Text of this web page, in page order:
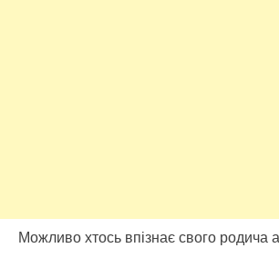
Можливо хтось впізнає свого родича